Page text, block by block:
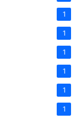
1
1
1
1
1
1